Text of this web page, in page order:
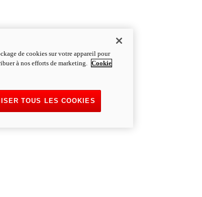
de cookies sur votre appareil pour
à nos efforts de marketing. Cookie
TOUS LES COOKIES